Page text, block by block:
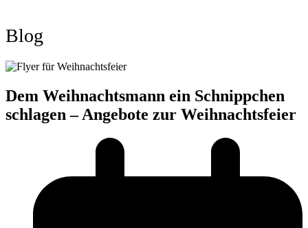
mobile
menu
mobile
menu
Blog
Dem Weihnachtsmann ein Schnippchen
schlagen – Angebote zur Weihnachtsfeier